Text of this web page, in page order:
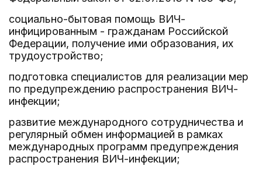
социально-бытовая помощь ВИЧ-
инфицированным - гражданам Российской
Федерации, получение ими образования, их
трудоустройство;
подготовка специалистов для реализации мер
по предупреждению распространения ВИЧ-
инфекции;
развитие международного сотрудничества и
регулярный обмен информацией в рамках
международных программ предупреждения
распространения ВИЧ-инфекции;